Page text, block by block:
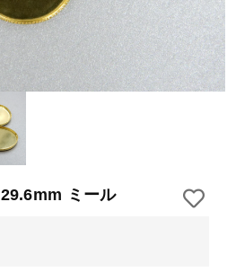
ミール
を確認する
台
銅板
ルミ板
ミ
皿
パーツ】 アルミ板
みパーツ】 アミ
皿・ミール皿
具】 浅皿
】 押皿・挽物
～
セール